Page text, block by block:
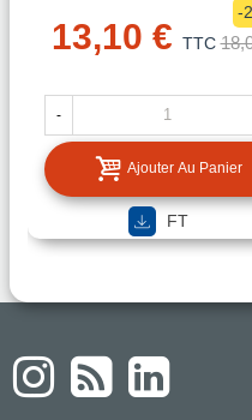
13,10 € TTC
-
-
Ajouter Au Panier
FT